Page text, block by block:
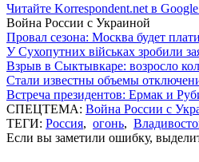
Читайте Korrespondent.net в
Война России с Украиной
Провал сезона: Москва будет
У Сухопутних військах зробили
Взрыв в Сыктывкаре: возросло
Стали известны объемы
Встреча президентов: Ермак и
СПЕЦТЕМА: Война России с
ТЕГИ: Россия, огонь,
Если вы заметили ошибку,